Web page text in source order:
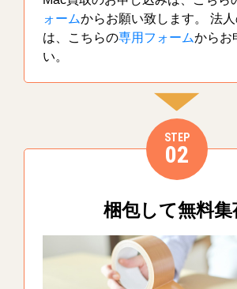
ォームからお願い致します。 法
は、こちらの専用フォームからお
い。
STEP
02
梱包して無料集